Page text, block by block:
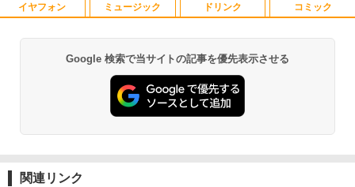
1
【Dell Core-i7 & 24インチ2台液晶PCセ
B、SSD:選択可能(256GBor512GBor1T
B)/フルHD（1920x1080）液晶モニタ/光
ndows11 Pro & KINGSOFT WPS Offic
e/HDMI/デスクトップパソコン(再生中古
品)
￥41,800
1
PHILIPS 241V8 LED液晶モニター 23.8
ルHD）16:9 IPSパネル 非光沢 ノングレ
ア 液晶ディスプレイ HDMI VGA VESA準
￥6,500
1
BARFOUT! SPECIAL EDITION EARLY
（Snow Man） [ ブラウンズブックス ]
イヤフォン
Anker Soundcore P40i オフホワイト
￥7,990
ミュージック
BRUCE WAYNE feat. Flo Milli, ATL Jacob
[Explicit]
￥250
ドリンク
by Amazon 天然水 ラベルレス 500ml ×24本
富士山の天然水 バナジウム含有 水 ミネラル
ウォーター ペットボトル 静岡県産 500ミリリ
ットル (Smart Basic)
￥1,380
コミック
薬屋のひとりごと 17巻 (デジタル版ビッグガ
ンガンコミックス)
￥770
Google 検索で当サイトの記事を優先表示させる
関連リンク